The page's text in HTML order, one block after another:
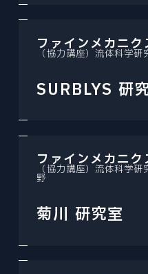
ファインメカニク
（協力講座）流体科学
SURBLYS 研
ファインメカニク
（協力講座）流体科学
野
菊川 研究室